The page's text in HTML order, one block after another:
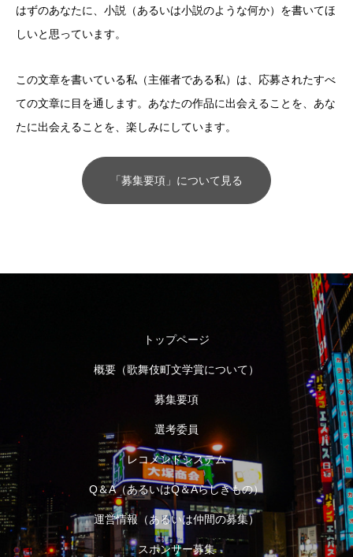
はずのあなたに、小説（あるいは小説のような何か）を書いてほ
しいと思っています。
この文章を書いている私（主催者である私）は、応募されたすべ
ての文章に目を通します。あなたの作品に出会えることを、あな
たに出会えることを、楽しみにしています。
「募集要項」について見る
トップページ
概要（歌舞伎町文学賞について）
募集要項
選考委員
レコメンドシステム
Q＆A（あるいはQ＆Aらしきもの）
運営情報（あるいは仲間の募集）
スポンサー募集